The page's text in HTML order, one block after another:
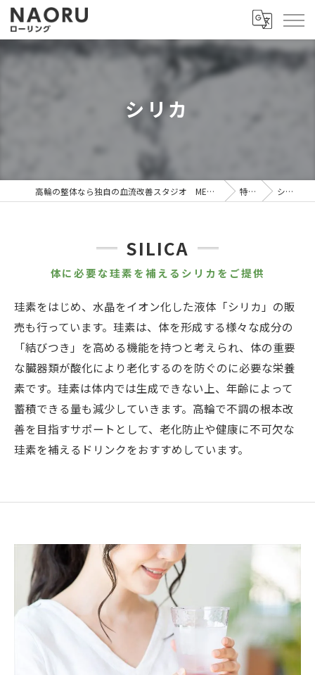
シリカ
高輪の整体なら独自の血流改善スタジオ MEGURU 特徴 シリカ
体に必要な珪素を補えるシリカをご提供
SILICA
珪素をはじめ、水晶をイオン化した液体「シリカ」の販
売も行っています。珪素は、体を形成する様々な成分の
「結びつき」を高める機能を持つと考えられ、体の重要
な臓器類が酸化により老化するのを防ぐのに必要な栄養
素です。珪素は体内では生成できない上、年齢によって
蓄積できる量も減少していきます。高輪で不調の根本改
善を目指すサポートとして、老化防止や健康に不可欠な
珪素を補えるドリンクをおすすめしています。